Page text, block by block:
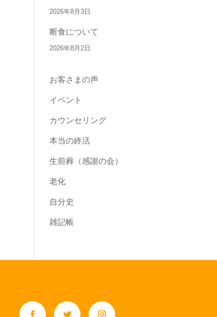
2026年8月3日
断食について
2026年8月2日
お客さまの声
イベント
カウンセリング
本当の終活
生前葬（感謝の会）
老化
自分史
雑記帳